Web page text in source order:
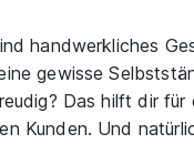
handwerkliches
gewisse
Das hilft dir für
Kunden. Und